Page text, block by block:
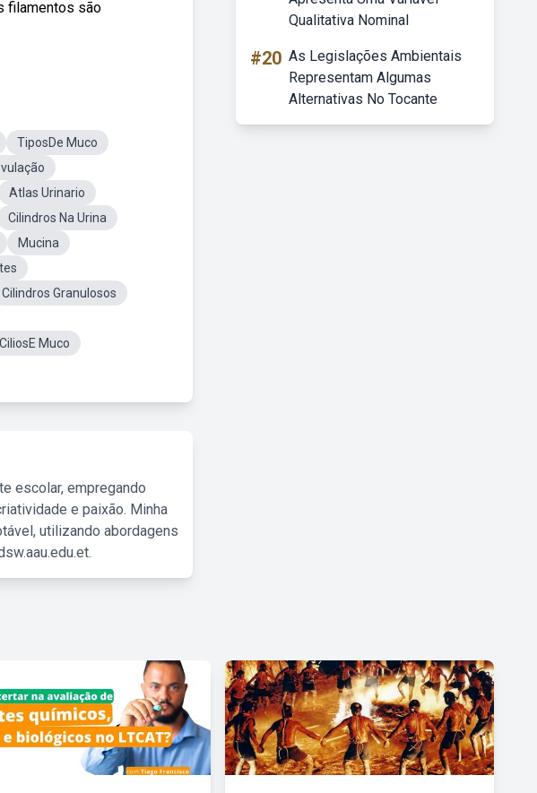
filamentos são
TiposDe Muco
Atlas Urinario
Cilindros Na Urina
Mucina
Cilindros Granulosos
CiliosE Muco
escolar, empregando
e paixão. Minha
utilizando abordagens
Qualitativa Nominal
#20 As Legislações Ambientais
Representam Algumas
Alternativas No Tocante